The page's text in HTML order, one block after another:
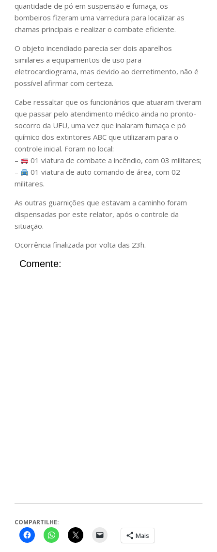
quantidade de pó em suspensão e fumaça, os
bombeiros fizeram uma varredura para localizar as
chamas principais e realizar o combate eficiente.
O objeto incendiado parecia ser dois aparelhos
similares a equipamentos de uso para
eletrocardiograma, mas devido ao derretimento, não é
possível afirmar com certeza.
Cabe ressaltar que os funcionários que atuaram tiveram
que passar pelo atendimento médico ainda no pronto-
socorro da UFU, uma vez que inalaram fumaça e pó
químico dos extintores ABC que utilizaram para o
controle inicial. Foram no local:
–
01 viatura de combate a incêndio, com 03 militares;
–
01 viatura de auto comando de área, com 02
militares.
As outras guarnições que estavam a caminho foram
dispensadas por este relator, após o controle da
situação.
Ocorrência finalizada por volta das 23h.
Comente:
COMPARTILHE:
Mais